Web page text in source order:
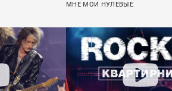
МНЕ МОИ НУЛЕВЫЕ